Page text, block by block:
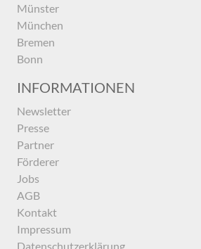
Münster
München
Bremen
Bonn
INFORMATIONEN
Newsletter
Presse
Partner
Förderer
Jobs
AGB
Kontakt
Impressum
Datenschutzerklärung